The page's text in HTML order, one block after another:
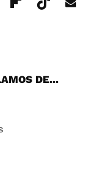
DE...